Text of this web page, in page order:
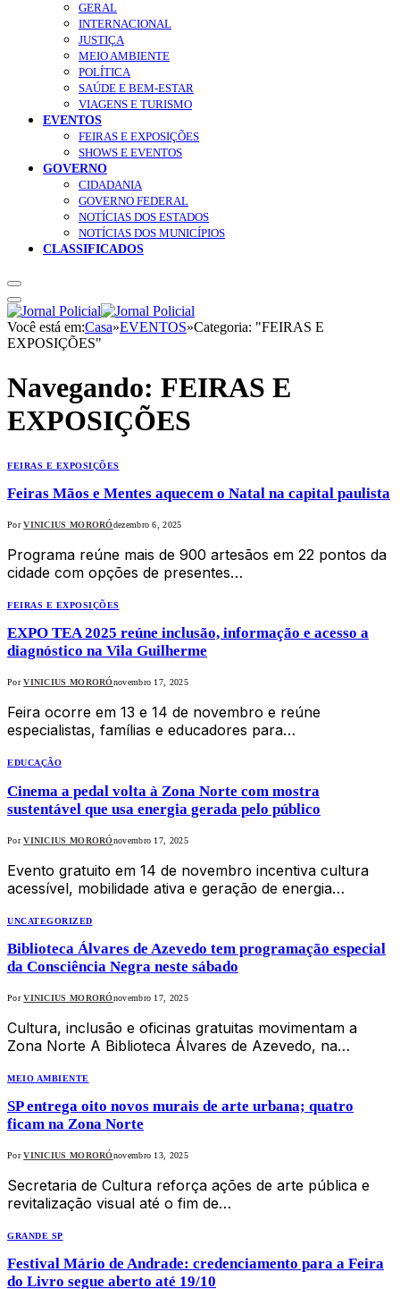
GERAL
INTERNACIONAL
JUSTIÇA
MEIO AMBIENTE
POLÍTICA
SAÚDE E BEM-ESTAR
VIAGENS E TURISMO
EVENTOS
FEIRAS E EXPOSIÇÕES
SHOWS E EVENTOS
GOVERNO
CIDADANIA
GOVERNO FEDERAL
NOTÍCIAS DOS ESTADOS
NOTÍCIAS DOS MUNICÍPIOS
CLASSIFICADOS
Você está em:Casa»EVENTOS»Categoria: "FEIRAS E
EXPOSIÇÕES"
Navegando: FEIRAS E
EXPOSIÇÕES
FEIRAS E EXPOSIÇÕES
Feiras Mãos e Mentes aquecem o Natal na capital paulista
Por VINICIUS MORORÓdezembro 6, 2025
Programa reúne mais de 900 artesãos em 22 pontos da
cidade com opções de presentes…
FEIRAS E EXPOSIÇÕES
EXPO TEA 2025 reúne inclusão, informação e acesso a
diagnóstico na Vila Guilherme
Por VINICIUS MORORÓnovembro 17, 2025
Feira ocorre em 13 e 14 de novembro e reúne
especialistas, famílias e educadores para…
EDUCAÇÃO
Cinema a pedal volta à Zona Norte com mostra
sustentável que usa energia gerada pelo público
Por VINICIUS MORORÓnovembro 17, 2025
Evento gratuito em 14 de novembro incentiva cultura
acessível, mobilidade ativa e geração de energia…
UNCATEGORIZED
Biblioteca Álvares de Azevedo tem programação especial
da Consciência Negra neste sábado
Por VINICIUS MORORÓnovembro 17, 2025
Cultura, inclusão e oficinas gratuitas movimentam a
Zona Norte A Biblioteca Álvares de Azevedo, na…
MEIO AMBIENTE
SP entrega oito novos murais de arte urbana; quatro
ficam na Zona Norte
Por VINICIUS MORORÓnovembro 13, 2025
Secretaria de Cultura reforça ações de arte pública e
revitalização visual até o fim de…
GRANDE SP
Festival Mário de Andrade: credenciamento para a Feira
do Livro segue aberto até 19/10